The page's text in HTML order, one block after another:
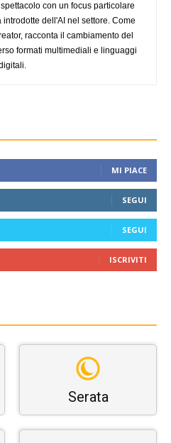
con un focus particolare
dell'AI nel settore. Come
racconta il cambiamento del
formati multimediali e linguaggi
MI PIACE
SEGUI
SEGUI
ISCRIVITI
Serata